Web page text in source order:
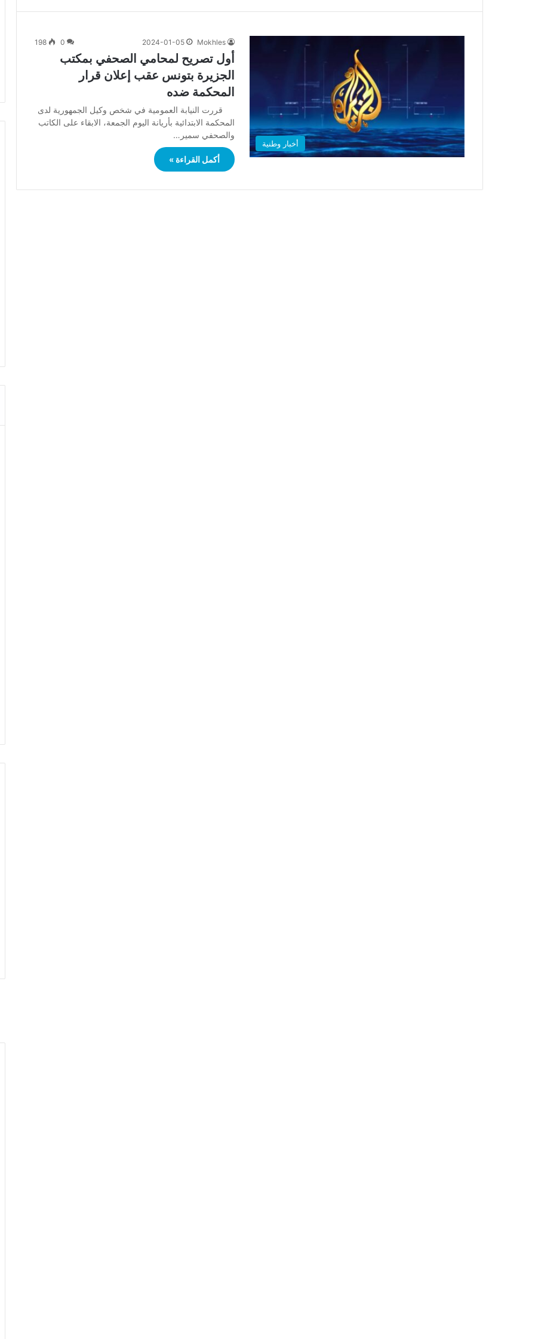
أخبار وطنية
Mokhles
2024-01-05
0
198
أول تصريح لمحامي الصحفي بمكتب
الجزيرة بتونس عقب إعلان قرار
المحكمة ضده
قررت النيابة العمومية في شخص وكيل الجمهورية لدى
المحكمة الابتدائية بأريانة اليوم الجمعة، الابقاء على الكاتب
والصحفي سمير…
أكمل القراءة »